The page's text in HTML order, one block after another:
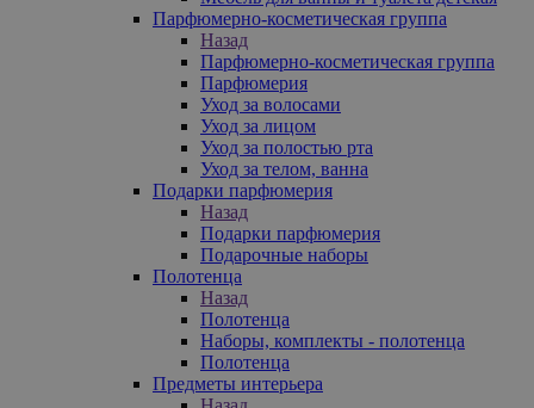
Парфюмерно-косметическая группа
Назад
Парфюмерно-косметическая группа
Парфюмерия
Уход за волосами
Уход за лицом
Уход за полостью рта
Уход за телом, ванна
Подарки парфюмерия
Назад
Подарки парфюмерия
Подарочные наборы
Полотенца
Назад
Полотенца
Наборы, комплекты - полотенца
Полотенца
Предметы интерьера